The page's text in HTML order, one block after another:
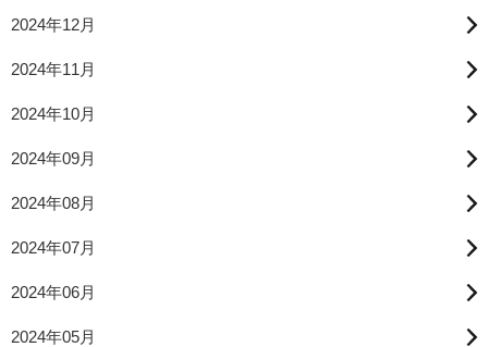
2024年12月
2024年11月
2024年10月
2024年09月
2024年08月
2024年07月
2024年06月
2024年05月